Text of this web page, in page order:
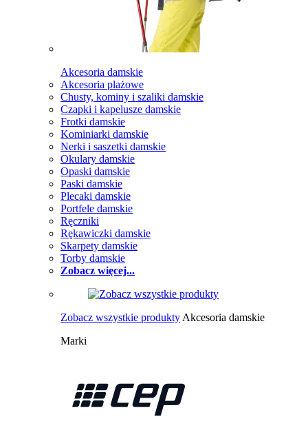
Akcesoria damskie
Akcesoria plażowe
Chusty, kominy i szaliki damskie
Czapki i kapelusze damskie
Frotki damskie
Kominiarki damskie
Nerki i saszetki damskie
Okulary damskie
Opaski damskie
Paski damskie
Plecaki damskie
Portfele damskie
Ręczniki
Rękawiczki damskie
Skarpety damskie
Torby damskie
Zobacz więcej...
Zobacz wszystkie produkty Akcesoria damskie
Marki